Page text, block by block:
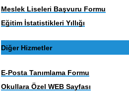
Meslek Liseleri Başvuru Formu
Eğitim İstatistikleri Yıllığı
Diğer Hizmetler
E-Posta Tanımlama Formu
Okullara Özel WEB Sayfası